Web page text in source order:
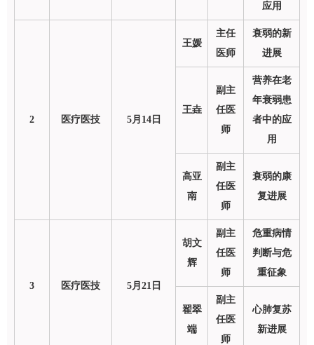
应用
2 医疗医技 5月14日
王媛
主任
医师
衰弱的新
进展
王垚
副主
任医
师
营养在老
年衰弱患
者中的应
用
高亚
南
副主
任医
师
衰弱的康
复进展
3 医疗医技 5月21日
胡文
辉
副主
任医
师
危重病情
判断与危
重征象
翟翠
端
副主
任医
师
心肺复苏
新进展